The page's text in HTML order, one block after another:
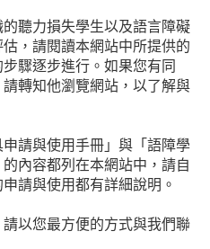
聽力損失學生以及語言障礙
，請閱讀本網站中所提供的
驟逐步進行。如果您有同
轉知他瀏覽網站，以了解與
請與使用手冊」與「語障學
內容都列在本網站中，請自
請與使用都有詳細說明。
以您最方便的方式與我們聯